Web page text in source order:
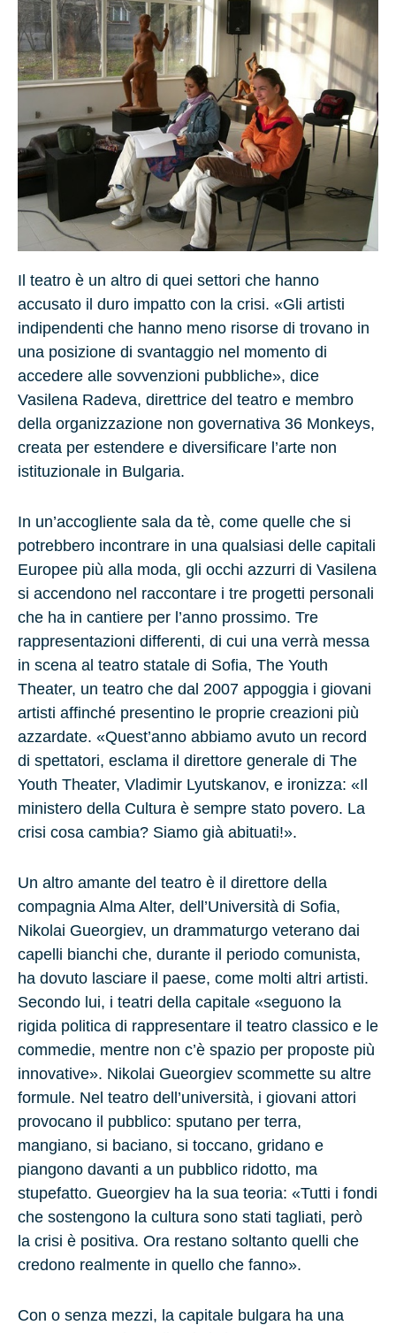
Il teatro è un altro di quei settori che hanno
accusato il duro impatto con la crisi. «Gli artisti
indipendenti che hanno meno risorse di trovano in
una posizione di svantaggio nel momento di
accedere alle sovvenzioni pubbliche», dice
Vasilena Radeva, direttrice del teatro e membro
della organizzazione non governativa 36 Monkeys,
creata per estendere e diversificare l’arte non
istituzionale in Bulgaria.
In un’accogliente sala da tè, come quelle che si
potrebbero incontrare in una qualsiasi delle capitali
Europee più alla moda, gli occhi azzurri di Vasilena
si accendono nel raccontare i tre progetti personali
che ha in cantiere per l’anno prossimo. Tre
rappresentazioni differenti, di cui una verrà messa
in scena al teatro statale di Sofia, The Youth
Theater, un teatro che dal 2007 appoggia i giovani
artisti affinché presentino le proprie creazioni più
azzardate. «Quest’anno abbiamo avuto un record
di spettatori, esclama il direttore generale di The
Youth Theater, Vladimir Lyutskanov, e ironizza: «Il
ministero della Cultura è sempre stato povero. La
crisi cosa cambia? Siamo già abituati!».
Un altro amante del teatro è il direttore della
compagnia Alma Alter, dell’Università di Sofia,
Nikolai Gueorgiev, un drammaturgo veterano dai
capelli bianchi che, durante il periodo comunista,
ha dovuto lasciare il paese, come molti altri artisti.
Secondo lui, i teatri della capitale «seguono la
rigida politica di rappresentare il teatro classico e le
commedie, mentre non c’è spazio per proposte più
innovative». Nikolai Gueorgiev scommette su altre
formule. Nel teatro dell’università, i giovani attori
provocano il pubblico: sputano per terra,
mangiano, si baciano, si toccano, gridano e
piangono davanti a un pubblico ridotto, ma
stupefatto. Gueorgiev ha la sua teoria: «Tutti i fondi
che sostengono la cultura sono stati tagliati, però
la crisi è positiva. Ora restano soltanto quelli che
credono realmente in quello che fanno».
Con o senza mezzi, la capitale bulgara ha una